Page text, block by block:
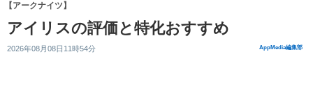
【アークナイツ】
アイリスの評価と特化おすすめ
2026年08月08日11時54分 AppMedia編集部